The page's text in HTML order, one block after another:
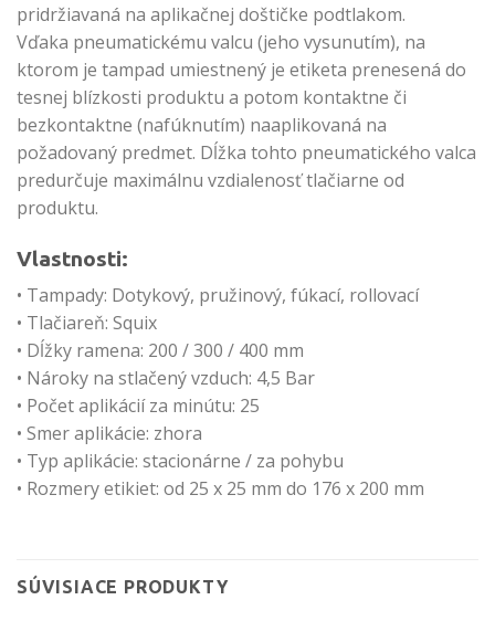
pridržiavaná na aplikačnej doštičke podtlakom.
Vďaka pneumatickému valcu (jeho vysunutím), na
ktorom je tampad umiestnený je etiketa prenesená do
tesnej blízkosti produktu a potom kontaktne či
bezkontaktne (nafúknutím) naaplikovaná na
požadovaný predmet. Dĺžka tohto pneumatického valca
predurčuje maximálnu vzdialenosť tlačiarne od
produktu.
Vlastnosti:
• Tampady: Dotykový, pružinový, fúkací, rollovací
• Tlačiareň: Squix
• Dĺžky ramena: 200 / 300 / 400 mm
• Nároky na stlačený vzduch: 4,5 Bar
• Počet aplikácií za minútu: 25
• Smer aplikácie: zhora
• Typ aplikácie: stacionárne / za pohybu
• Rozmery etikiet: od 25 x 25 mm do 176 x 200 mm
SÚVISIACE PRODUKTY